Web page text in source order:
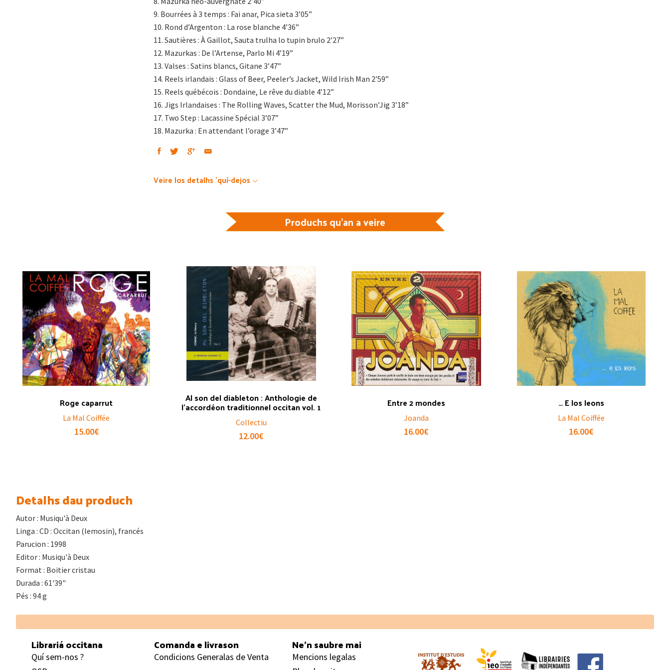
9. Bourrées à 3 temps : Fai anar, Pica sieta 3’05”
10. Rond d’Argenton : La rose blanche 4’36”
11. Sautières : À Gaillot, Sauta trulha lo tupin brulo 2’27”
12. Mazurkas : De l’Artense, Parlo Mi 4’19”
13. Valses : Satins blancs, Gitane 3’47”
14. Reels irlandais : Glass of Beer, Peeler’s Jacket, Wild Irish Man 2’59”
15. Reels québécois : Dondaine, Le rêve du diable 4’12”
16. Jigs Irlandaises : The Rolling Waves, Scatter the Mud, Morisson’Jig 3’18”
17. Two Step : Lacassine Spécial 3’07”
18. Mazurka : En attendant l’orage 3’47”
Veire los detalhs 'quí-dejos
Produchs qu'an a veire
Roge caparrut
La Mal Coiffée
15.00€
Al son del diableton : Anthologie de
l’accordéon traditionnel occitan vol. 1
Collectiu
12.00€
Entre 2 mondes
Joanda
16.00€
… E los leons
La Mal Coiffée
16.00€
Detalhs dau produch
Autor : Musiqu'à Deux
Linga : CD : Occitan (lemosin), francés
Parucion : 1998
Editor : Musiqu'à Deux
Format : Boitier cristau
Durada : 61'39"
Pés : 94 g
Footer
Librariá occitana
Quí sem-nos ?
Comanda e livrason
Condicions Generalas de Venta
Ne’n saubre mai
Mencions legalas